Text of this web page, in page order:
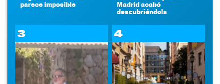
parece imposible
Madrid acabó
descubriéndola
3 4